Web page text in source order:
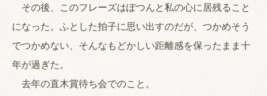
その後、このフレーズはぽつんと私の心に居残ること
になった。ふとした拍子に思い出すのだが、つかめそう
でつかめない、そんなもどかしい距離感を保ったまま十
年が過ぎた。
去年の直木賞待ち会でのこと。